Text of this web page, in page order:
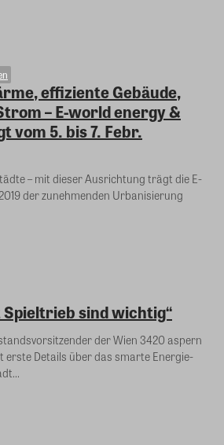
effiziente Gebäude,
– E-world energy &
vom 5. bis 7. Febr.
– mit dieser Ausrichtung trägt die E-
der zunehmenden Urbanisierung
sind wichtig“
der Wien 3420 aspern
erste Details über das smarte Energie-